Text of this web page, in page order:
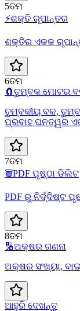
5ତମ
⚡ଶକ୍ତି ରୂପାନ୍ତର
ଶକ୍ତିର ଏକକ
6ତମ
🧲ଚୁମ୍ବକ ମୋଟର
ଚୁମ୍ବକୀୟ ବଳ,
ପ୍ରବାହ ଘନତ୍ୱର
7ତମ
🗑️PDF ପୃଷ୍ଠା ଡିଲିଟ
PDF ରୁ ନିର୍ଦ୍ଦିଷ୍ଟ
8ତମ
🔢ଅକ୍ଷର ଗଣନା
ଅକ୍ଷର ସଂଖ୍ୟା,
ଆହୁରି ଦେଖନ୍ତୁ